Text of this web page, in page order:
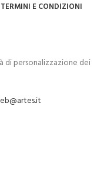
TERMINI E CONDIZIONI
di personalizzazione dei